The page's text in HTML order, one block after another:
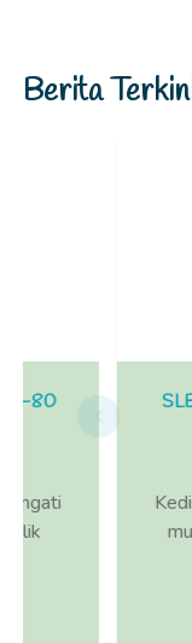
Berita
SLB Nur
Kediri, 22/
mutu